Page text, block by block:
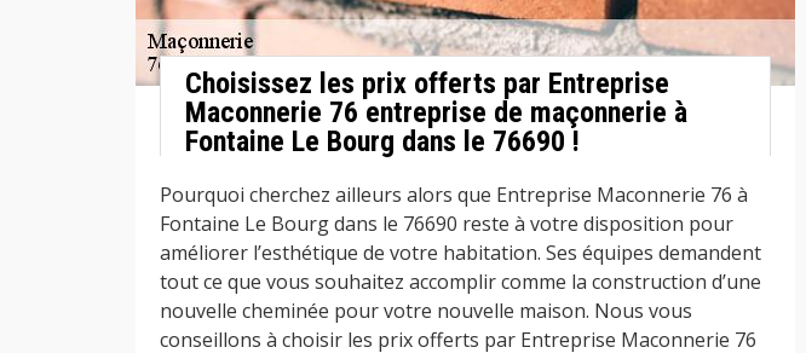
Choisissez les prix offerts par Entreprise
Maconnerie 76 entreprise de maçonnerie à
Fontaine Le Bourg dans le 76690 !
Pourquoi cherchez ailleurs alors que Entreprise Maconnerie 76 à
Fontaine Le Bourg dans le 76690 reste à votre disposition pour
améliorer l’esthétique de votre habitation. Ses équipes demandent
tout ce que vous souhaitez accomplir comme la construction d’une
nouvelle cheminée pour votre nouvelle maison. Nous vous
conseillons à choisir les prix offerts par Entreprise Maconnerie 76